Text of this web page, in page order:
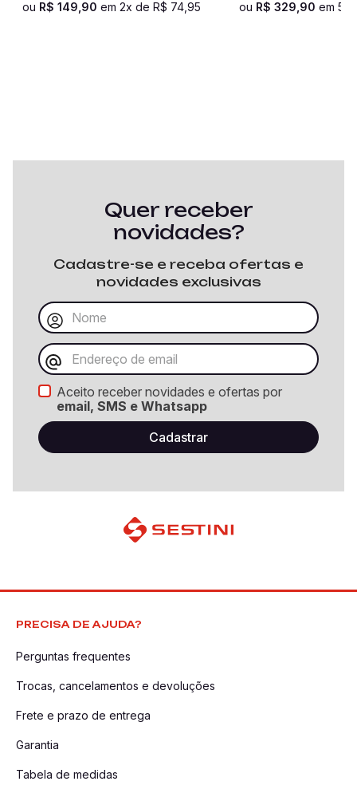
ou R$ 149 90 em 2x de R$ 74, 95 ou R$ 329 90 em 5
Quer receber
novidades?
Cadastre-se e receba ofertas e
novidades exclusivas
Aceito receber novidades e ofertas por
email, SMS e Whatsapp
PRECISA DE AJUDA?
Perguntas frequentes
Trocas, cancelamentos e devoluções
Frete e prazo de entrega
Garantia
Tabela de medidas